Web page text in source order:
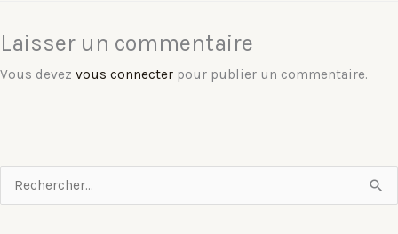
Laisser un commentaire
Vous devez vous connecter pour publier un commentaire.
e